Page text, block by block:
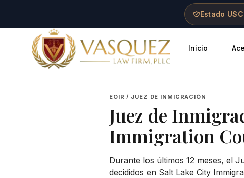
Estado
Vasquez Law Firm - Home
Inicio
EOIR / JUEZ DE INMIGRACIÓN
Juez de
Immigration
Durante los últimos 12 meses, el
decididos en Salt Lake City